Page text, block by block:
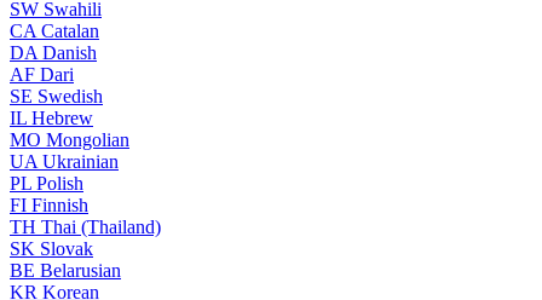
SW Swahili
CA Catalan
DA Danish
AF Dari
SE Swedish
IL Hebrew
MO Mongolian
UA Ukrainian
PL Polish
FI Finnish
TH Thai (Thailand)
SK Slovak
BE Belarusian
KR Korean